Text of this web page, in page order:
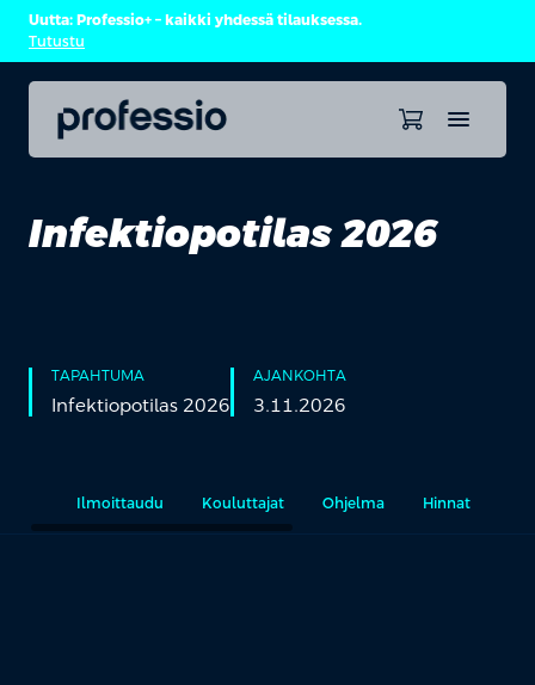
Uutta: Professio+ – kaikki yhdessä tilauksessa.
Tutustu
Infektiopotilas 2026
TAPAHTUMA
Infektiopotilas 2026
AJANKOHTA
3.11.2026
Ilmoittaudu Kouluttajat Ohjelma Hinnat